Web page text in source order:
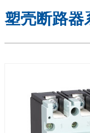
塑壳断路器